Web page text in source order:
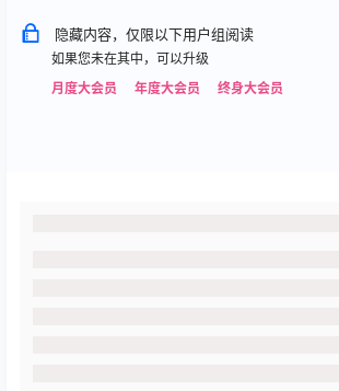
隐藏内容，仅限以下用户组阅读
如果您未在其中，可以升级
月度大会员
年度大会员 终身大会员